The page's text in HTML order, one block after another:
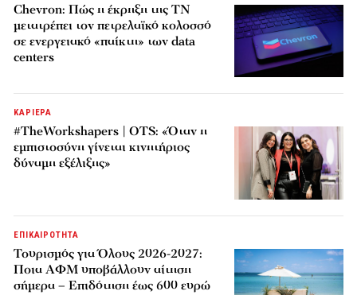
Chevron: Πώς η έκρηξη της ΤΝ
μετατρέπει τον πετρελαϊκό κολοσσό
σε ενεργειακό «παίκτη» των data
centers
ΚΑΡΙΕΡΑ
#TheWorkshapers | OTS: «Όταν η
εμπιστοσύνη γίνεται κινητήριος
δύναμη εξέλιξης»
ΕΠΙΚΑΙΡΟΤΗΤΑ
Τουρισμός για Όλους 2026-2027:
Ποια ΑΦΜ υποβάλλουν αίτηση
σήμερα – Επιδότηση έως 600 ευρώ